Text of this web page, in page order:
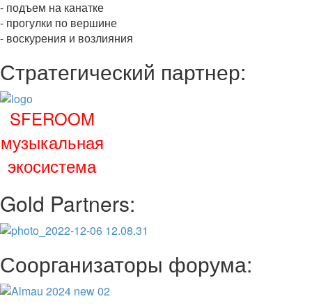
- подъем на канатке
- прогулки по вершине
- воскурения и возлияния
Стратегический партнер:
SFEROOM
музыкальная
экосистема
Gold Partners:
Соорганизаторы форума: